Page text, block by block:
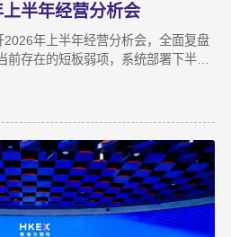
半年经营分析会
年上半年经营分析会，全面复盘
前存在的短板弱项，系统部署下半年
到会指导，湘江国投公司董事长龚国
及重点专项推进情况。领导班子成员
与落实举措，进一步统一思想、凝聚
基础。龚国旺在总结讲话中指出，上
实现营收6358万元，同比增长
，同比增长82.8%。股权投资标的持